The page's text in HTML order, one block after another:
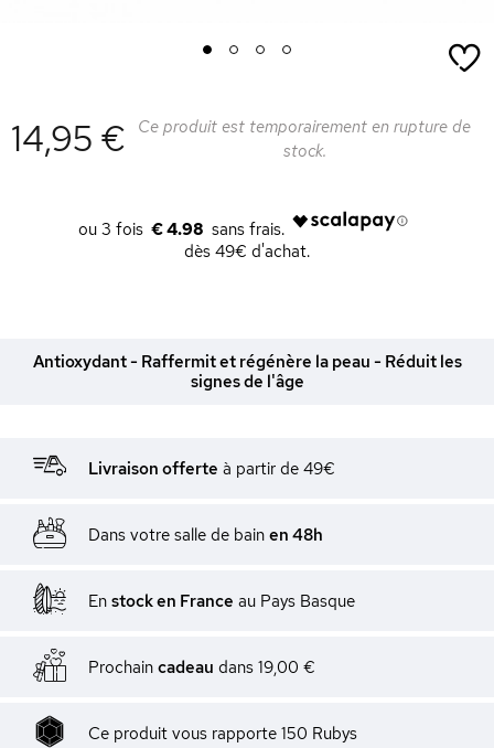
1 2 3 4
14,95 €
Ce produit est temporairement en rupture de
stock.
€ 4.98
dès 49€ d'achat.
Antioxydant - Raffermit et régénère la peau - Réduit les
signes de l'âge
Livraison offerte à partir de 49€
Dans votre salle de bain en 48h
En stock en France au Pays Basque
Prochain cadeau dans 19,00 €
Ce produit vous rapporte 150 Rubys